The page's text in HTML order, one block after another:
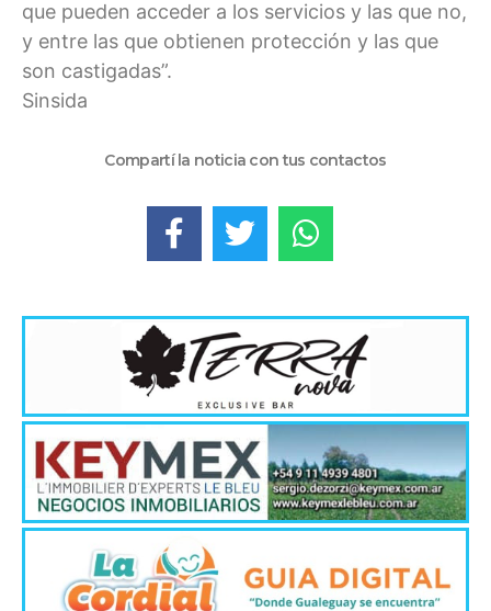
que pueden acceder a los servicios y las que no,
y entre las que obtienen protección y las que
son castigadas”.
Sinsida
Compartí la noticia con tus contactos